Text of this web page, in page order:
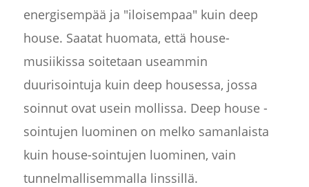
energisempää ja "iloisempaa" kuin deep
house. Saatat huomata, että house-
musiikissa soitetaan useammin
duurisointuja kuin deep housessa, jossa
soinnut ovat usein mollissa. Deep house -
sointujen luominen on melko samanlaista
kuin house-sointujen luominen, vain
tunnelmallisemmalla linssillä.